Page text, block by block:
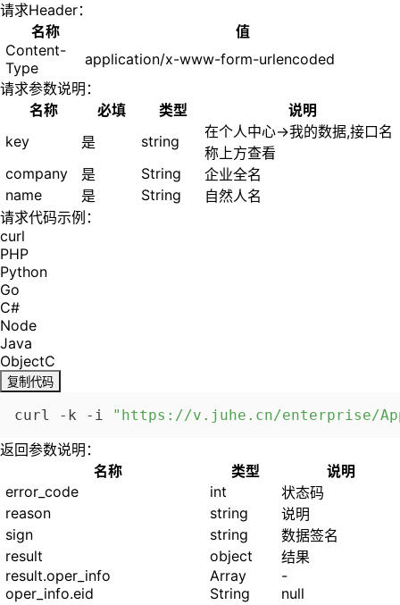
请求Header：
名称
值
Content-
Type
application/x-www-form-urlencoded
请求参数说明：
名称
必填 类型
说明
key
是 string
在个人中心->我的数据,接口名
称上方查看
company
是 String
企业全名
name
是 String
自然人名
请求代码示例：
curl
PHP
Python
Go
C#
Node
Java
ObjectC
复制代码
curl -k -i "https://v.juhe.cn/enterprise/App/
返回参数说明：
名称
类型
说明
error_code
int
状态码
reason
string
说明
sign
string
数据签名
result
object
结果
result.oper_info
Array
-
oper_info.eid
String null